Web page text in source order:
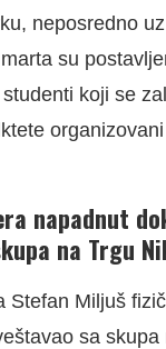
neposredno
su
koji se
napadnut
na Trgu
Stefan Miljuš
sa skupa